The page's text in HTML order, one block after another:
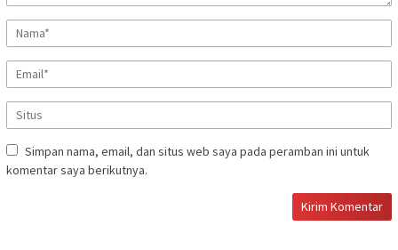
Simpan nama, email, dan situs web saya pada peramban ini untuk
komentar saya berikutnya.